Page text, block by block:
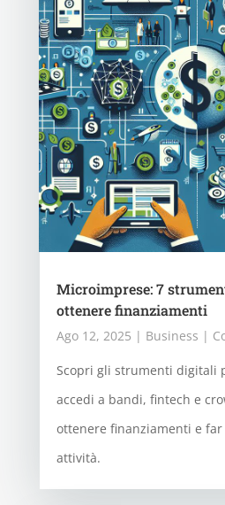
Microimprese: 7
ottenere finanziamenti
Ago 12, 2025 | Business |
Scopri gli strumenti digitali
accedi a bandi, fintech e
ottenere finanziamenti e far
attività.